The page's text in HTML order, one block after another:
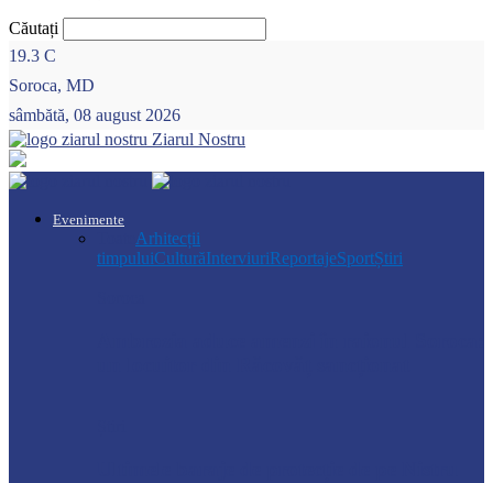
Căutați
19.3 C
Soroca, MD
sâmbătă, 08 august 2026
Ziarul Nostru
Evenimente
Arhitecții
timpuluiCulturăInterviuriReportajeSportȘtiri